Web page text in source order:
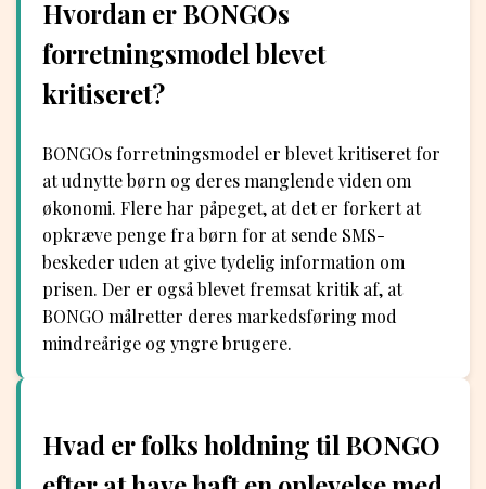
Hvordan er BONGOs
forretningsmodel blevet
kritiseret?
BONGOs forretningsmodel er blevet kritiseret for
at udnytte børn og deres manglende viden om
økonomi. Flere har påpeget, at det er forkert at
opkræve penge fra børn for at sende SMS-
beskeder uden at give tydelig information om
prisen. Der er også blevet fremsat kritik af, at
BONGO målretter deres markedsføring mod
mindreårige og yngre brugere.
Hvad er folks holdning til BONGO